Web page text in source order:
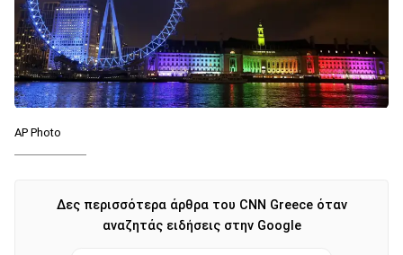
ΑP Photo
Δες περισσότερα άρθρα του CNN Greece όταν
αναζητάς ειδήσεις στην Google